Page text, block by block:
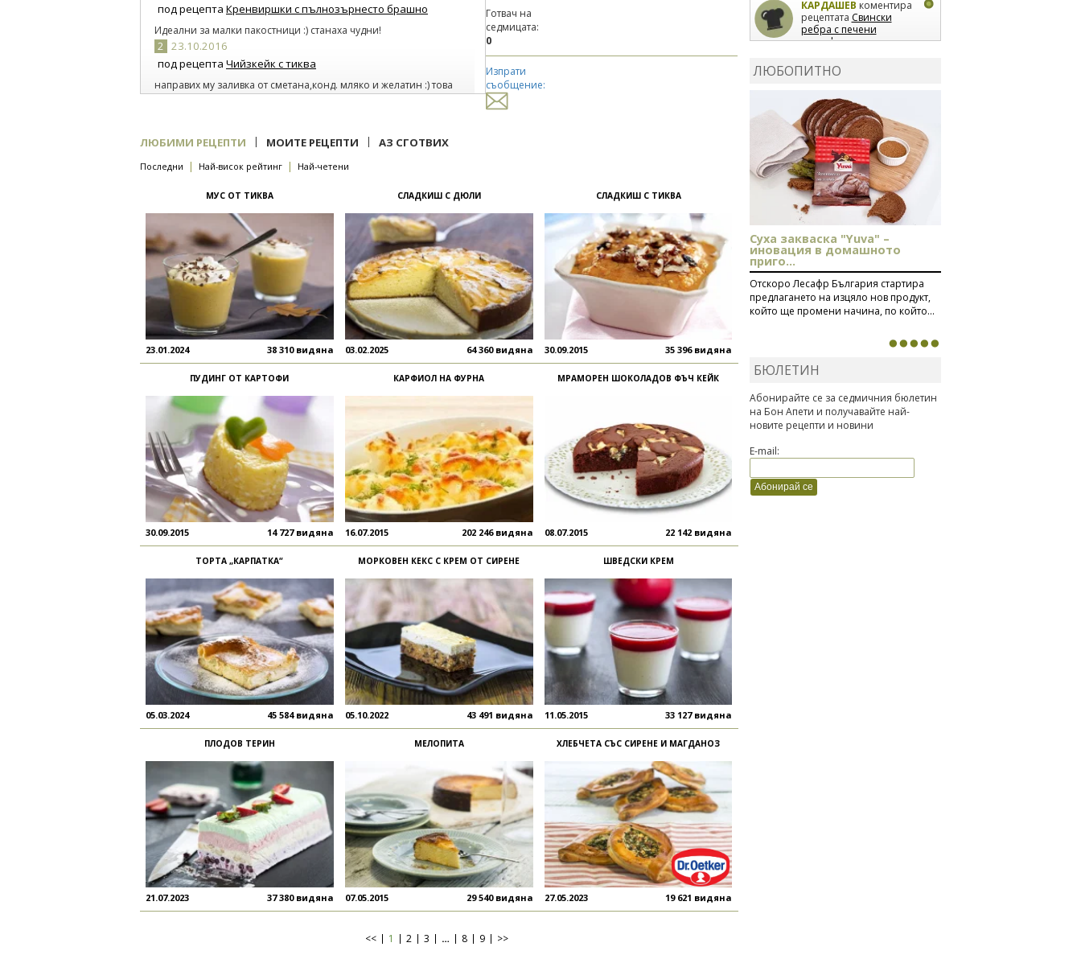
под рецепта Кренвиршки с пълнозърнесто брашно
Идеални за малки пакостници :) станаха чудни!
2 23.10.2016
под рецепта Чийзкейк с тиква
направих му заливка от сметана,конд. мляко и желатин :) това
беше старотноооо :)
Стана нещо невероятно, но с 2 пакета кори се получи доста:)
4 23.07.2015
под рецептаВълшебен кейк
Да правила съм го и друг път под името \"Умен сладкиш \" :)
Готвач на
седмицата:
0
Изпрати
съобщение:
ЛЮБИМИ РЕЦЕПТИ | МОИТЕ РЕЦЕПТИ | АЗ СГОТВИХ
Последни | Най-висок рейтинг | Най-четени
МУС ОТ ТИКВА
23.01.2024 38 310 видяна
СЛАДКИШ С ДЮЛИ
03.02.2025 64 360 видяна
СЛАДКИШ С ТИКВА
30.09.2015 35 396 видяна
ПУДИНГ ОТ КАРТОФИ
30.09.2015 14 727 видяна
КАРФИОЛ НА ФУРНА
16.07.2015 202 246 видяна
МРАМОРЕН ШОКОЛАДОВ ФЪЧ КЕЙК
08.07.2015 22 142 видяна
ТОРТА „КАРПАТКА“
05.03.2024 45 584 видяна
МОРКОВЕН КЕКС С КРЕМ ОТ СИРЕНЕ
05.10.2022 43 491 видяна
ШВЕДСКИ КРЕМ
11.05.2015 33 127 видяна
ПЛОДОВ ТЕРИН
21.07.2023 37 380 видяна
МЕЛОПИТА
07.05.2015 29 540 видяна
ХЛЕБЧЕТА СЪС СИРЕНЕ И МАГДАНОЗ
27.05.2023 19 621 видяна
<< 1 2 3 … 8 9 >>
КАРДАШЕВ коментира
рецептата Свински
ребра с печени
картофи
лимон
коментира рецептата
Киноа със зеленчуци
ЛЮБОПИТНО
Суха закваска "Yuva" –
иновация в домашното
приго...
Отскоро Лесафр България стартира
предлагането на изцяло нов продукт,
който ще промени начина, по който...
БЮЛЕТИН
Абонирайте се за седмичния бюлетин
на Бон Апети и получавайте най-
новите рецепти и новини
E-mail: